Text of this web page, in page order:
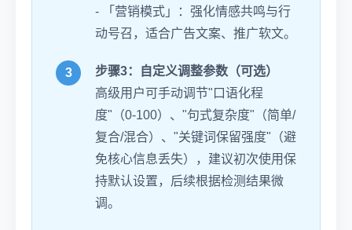
- 「营销模式」：强化情感共鸣与行
动号召，适合广告文案、推广软文。
步骤3：自定义调整参数（可选）
高级用户可手动调节"口语化程
度"（0-100）、"句式复杂度"（简单/
复合/混合）、"关键词保留强度"（避
免核心信息丢失），建议初次使用保
持默认设置，后续根据检测结果微
调。